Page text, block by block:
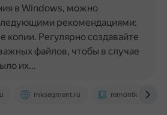
mksegment.ru remontka.pro
в Windows, можно
рекомендациями:
копии. Регулярно создавайте
файлов, чтобы в случае
их…